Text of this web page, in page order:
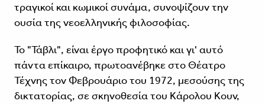
τραγικοί και κωμικοί συνάμα, συνοψίζουν την
ουσία της νεοελληνικής φιλοσοφίας.
Το "Τάβλι", είναι έργο προφητικό και γι' αυτό
πάντα επίκαιρο, πρωτοανέβηκε στο Θέατρο
Τέχνης τον Φεβρουάριο του 1972, μεσούσης της
δικτατορίας, σε σκηνοθεσία του Κάρολου Κουν,